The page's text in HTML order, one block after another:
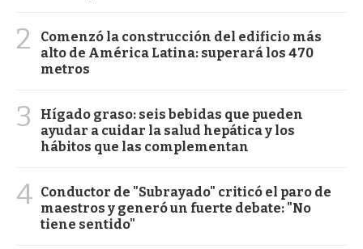
2
Comenzó la construcción del edificio más
alto de América Latina: superará los 470
metros
3
Hígado graso: seis bebidas que pueden
ayudar a cuidar la salud hepática y los
hábitos que las complementan
4 Conductor de "Subrayado" criticó el paro de
maestros y generó un fuerte debate: "No
tiene sentido"